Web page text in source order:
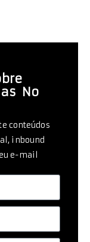
No
conteúdos
inbound
e-mail